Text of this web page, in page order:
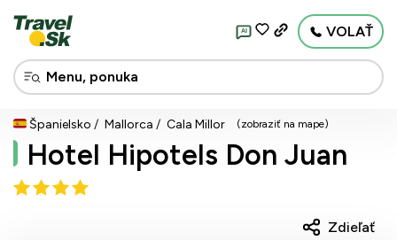
AI VOLAŤ
Španielsko Mallorca Cala Millor (zobraziť na mape)
Hotel Hipotels Don Juan
Zdieľať